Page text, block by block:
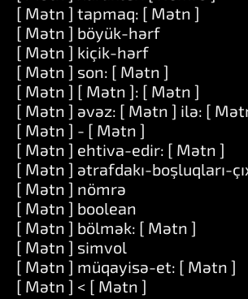
[ Mətn ] tapmaq: [ Mətn ]
[ Mətn ] böyük-hərf
[ Mətn ] kiçik-hərf
[ Mətn ] son: [ Mətn ]
[ Mətn ] [ Mətn ]: [ Mətn ]
[ Mətn ] əvəz: [ Mətn ] ilə: [
[ Mətn ] - [ Mətn ]
[ Mətn ] ehtiva-edir: [ Mətn ]
[ Mətn ] ətrafdakı-boşluqları-
[ Mətn ] nömrə
[ Mətn ] boolean
[ Mətn ] bölmək: [ Mətn ]
[ Mətn ] simvol
[ Mətn ] müqayisə-et: [ Mətn ]
[ Mətn ] < [ Mətn ]